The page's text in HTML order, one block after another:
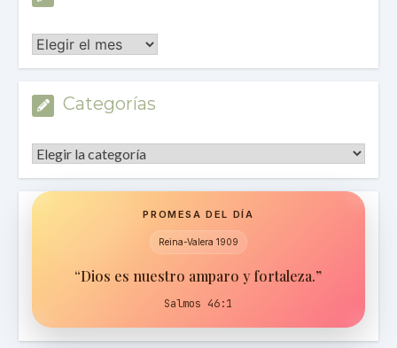
Archivos
Categorías
Categorías
PROMESA DEL DÍA
Reina-Valera 1909
“Dios es nuestro amparo y fortaleza.”
Salmos 46:1